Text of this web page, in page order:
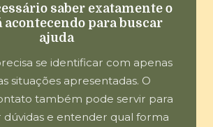
saber exatamente o
acontecendo para buscar
ajuda
se identificar com apenas
situações apresentadas. O
também pode servir para
dúvidas e entender qual forma